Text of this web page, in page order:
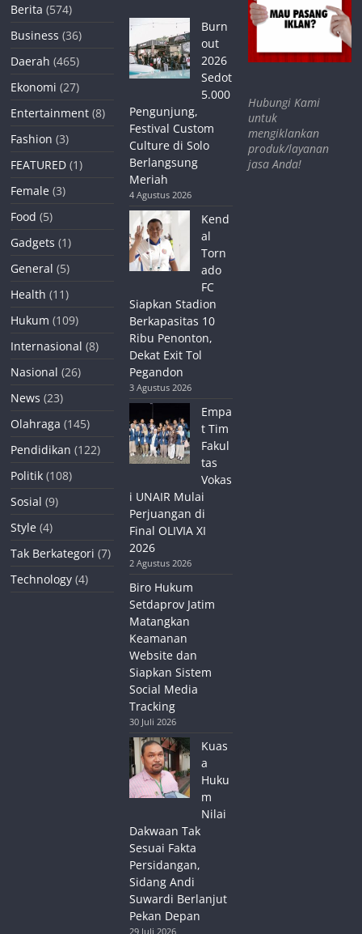
Berita (574)
Business (36)
Daerah (465)
Ekonomi (27)
Entertainment (8)
Fashion (3)
FEATURED (1)
Female (3)
Food (5)
Gadgets (1)
General (5)
Health (11)
Hukum (109)
Internasional (8)
Nasional (26)
News (23)
Olahraga (145)
Pendidikan (122)
Politik (108)
Sosial (9)
Style (4)
Tak Berkategori (7)
Technology (4)
Burn
out
2026
Sedot
5.000
Pengunjung,
Festival Custom
Culture di Solo
Berlangsung
Meriah
4 Agustus 2026
Kend
al
Torn
ado
FC
Siapkan Stadion
Berkapasitas 10
Ribu Penonton,
Dekat Exit Tol
Pegandon
3 Agustus 2026
Empa
t Tim
Fakul
tas
Vokas
i UNAIR Mulai
Perjuangan di
Final OLIVIA XI
2026
2 Agustus 2026
Biro Hukum
Setdaprov Jatim
Matangkan
Keamanan
Website dan
Siapkan Sistem
Social Media
Tracking
30 Juli 2026
Kuas
a
Huku
m
Nilai
Dakwaan Tak
Sesuai Fakta
Persidangan,
Sidang Andi
Suwardi Berlanjut
Pekan Depan
29 Juli 2026
Hubungi Kami
untuk
mengiklankan
produk/layanan
jasa Anda!